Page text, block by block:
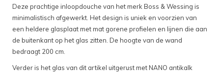
Deze prachtige inloopdouche van het merk Boss & Wessing is
minimalistisch afgewerkt. Het design is uniek en voorzien van
een heldere glasplaat met mat gorene profielen en lijnen die aan
de buitenkant op het glas zitten. De hoogte van de wand
bedraagt 200 cm.
Verder is het glas van dit artikel uitgerust met NANO antikalk